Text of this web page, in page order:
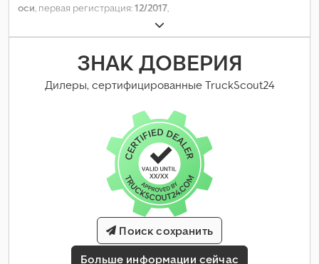
оси, первая регистрация:12/2017,
ЗНАК ДОВЕРИЯ
Дилеры, сертифицированные TruckScout24
Больше информации сейчас
Поиск сохранить